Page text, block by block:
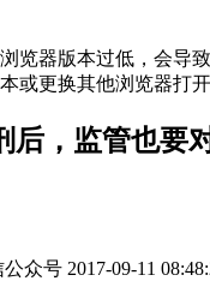
览器版本过低，会导
或更换其他浏览器打开
后，监管也要
公众号 2017-09-11